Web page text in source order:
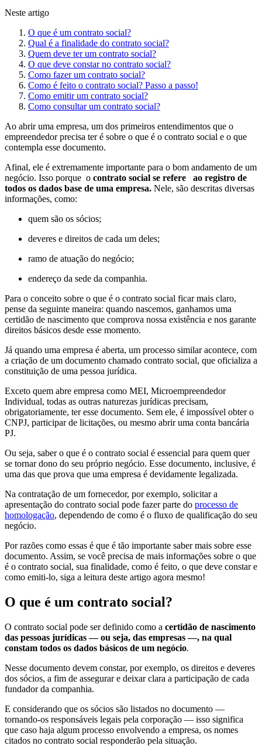
Neste artigo
O que é um contrato social?
Qual é a finalidade do contrato social?
Quem deve ter um contrato social?
O que deve constar no contrato social?
Como fazer um contrato social?
Como é feito o contrato social? Passo a passo!
Como emitir um contrato social?
Como consultar um contrato social?
Ao abrir uma empresa, um dos primeiros entendimentos que o
empreendedor precisa ter é sobre o que é o contrato social e o que
contempla esse documento.
Afinal, ele é extremamente importante para o bom andamento de um
negócio. Isso porque o contrato social se refere ao registro de
todos os dados base de uma empresa. Nele, são descritas diversas
informações, como:
quem são os sócios;
deveres e direitos de cada um deles;
ramo de atuação do negócio;
endereço da sede da companhia.
Para o conceito sobre o que é o contrato social ficar mais claro,
pense da seguinte maneira: quando nascemos, ganhamos uma
certidão de nascimento que comprova nossa existência e nos garante
direitos básicos desde esse momento.
Já quando uma empresa é aberta, um processo similar acontece, com
a criação de um documento chamado contrato social, que oficializa a
constituição de uma pessoa jurídica.
Exceto quem abre empresa como MEI, Microempreendedor
Individual, todas as outras naturezas jurídicas precisam,
obrigatoriamente, ter esse documento. Sem ele, é impossível obter o
CNPJ, participar de licitações, ou mesmo abrir uma conta bancária
PJ.
Ou seja, saber o que é o contrato social é essencial para quem quer
se tornar dono do seu próprio negócio. Esse documento, inclusive, é
uma das que prova que uma empresa é devidamente legalizada.
Na contratação de um fornecedor, por exemplo, solicitar a
apresentação do contrato social pode fazer parte do processo de
homologação, dependendo de como é o fluxo de qualificação do seu
negócio.
Por razões como essas é que é tão importante saber mais sobre esse
documento. Assim, se você precisa de mais informações sobre o que
é o contrato social, sua finalidade, como é feito, o que deve constar e
como emiti-lo, siga a leitura deste artigo agora mesmo!
O que é um contrato social?
O contrato social pode ser definido como a certidão de nascimento
das pessoas jurídicas — ou seja, das empresas —, na qual
constam todos os dados básicos de um negócio.
Nesse documento devem constar, por exemplo, os direitos e deveres
dos sócios, a fim de assegurar e deixar clara a participação de cada
fundador da companhia.
E considerando que os sócios são listados no documento —
tornando-os responsáveis legais pela corporação — isso significa
que caso haja algum processo envolvendo a empresa, os nomes
citados no contrato social responderão pela situação.